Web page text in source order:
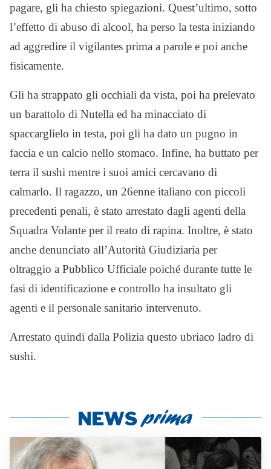
pagare, gli ha chiesto spiegazioni. Quest’ultimo, sotto
l’effetto di abuso di alcool, ha perso la testa iniziando
ad aggredire il vigilantes prima a parole e poi anche
fisicamente.
Gli ha strappato gli occhiali da vista, poi ha prelevato
un barattolo di Nutella ed ha minacciato di
spaccarglielo in testa, poi gli ha dato un pugno in
faccia e un calcio nello stomaco. Infine, ha buttato per
terra il sushi mentre i suoi amici cercavano di
calmarlo. Il ragazzo, un 26enne italiano con piccoli
precedenti penali, è stato arrestato dagli agenti della
Squadra Volante per il reato di rapina. Inoltre, è stato
anche denunciato all’Autorità Giudiziaria per
oltraggio a Pubblico Ufficiale poiché durante tutte le
fasi di identificazione e controllo ha insultato gli
agenti e il personale sanitario intervenuto.
Arrestato quindi dalla Polizia questo ubriaco ladro di
sushi.